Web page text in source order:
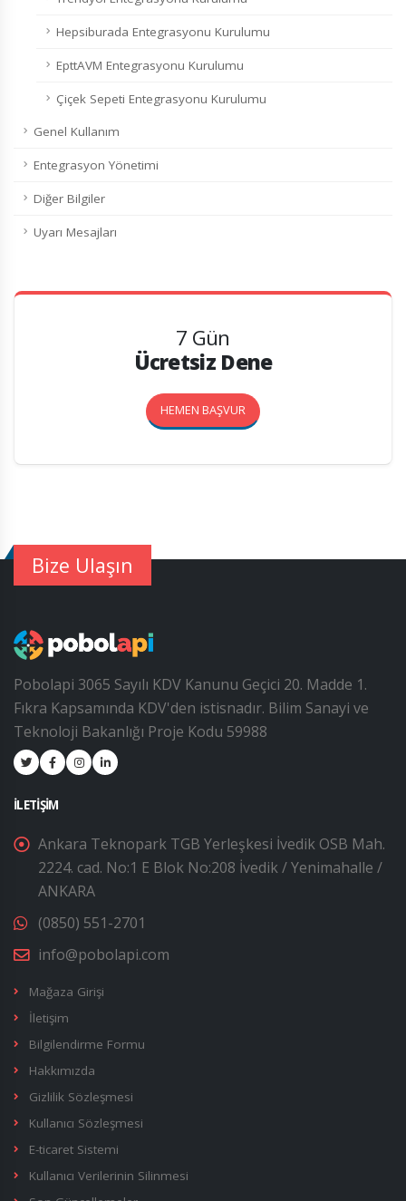
Hepsiburada Entegrasyonu Kurulumu
EpttAVM Entegrasyonu Kurulumu
Çiçek Sepeti Entegrasyonu Kurulumu
Genel Kullanım
Entegrasyon Yönetimi
Diğer Bilgiler
Uyarı Mesajları
7 Gün
Ücretsiz Dene
HEMEN BAŞVUR
Bize Ulaşın
Pobolapi 3065 Sayılı KDV Kanunu Geçici 20. Madde 1.
Fıkra Kapsamında KDV'den istisnadır. Bilim Sanayi ve
Teknoloji Bakanlığı Proje Kodu 59988
İLETIŞIM
Ankara Teknopark TGB Yerleşkesi İvedik OSB Mah.
2224. cad. No:1 E Blok No:208 İvedik / Yenimahalle /
ANKARA
(0850) 551-2701
info@pobolapi.com
Mağaza Girişi
İletişim
Bilgilendirme Formu
Hakkımızda
Gizlilik Sözleşmesi
Kullanıcı Sözleşmesi
E-ticaret Sistemi
Kullanıcı Verilerinin Silinmesi